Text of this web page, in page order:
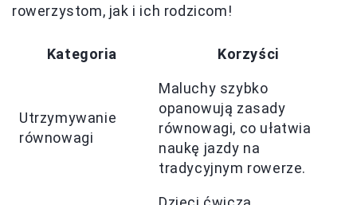
rowerzystom, jak i ich rodzicom!
Kategoria Korzyści
Utrzymywanie
równowagi
Maluchy szybko
opanowują zasady
równowagi, co ułatwia
naukę jazdy na
tradycyjnym rowerze.